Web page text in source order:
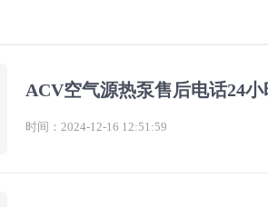
ACV空气源热泵售后电话24
时间：2024-12-16 12:51:59